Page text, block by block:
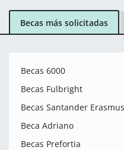
Becas más solicitadas
Becas 6000
Becas Fulbright
Becas Santander Erasmus
Beca Adriano
Becas Prefortia